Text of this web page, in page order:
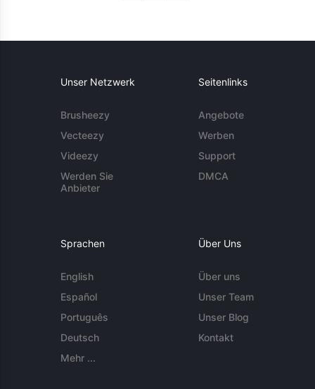
Unser Netzwerk
Brusheezy
Vecteezy
Videezy
Werden Sie
Anbieter
Seitenlinks
Angebote
Werben
Support
DMCA
Sprachen
English
Español
Português
Deutsch
Mehr ...
Über Uns
Über uns
Unser Team
Unser Blog
Kontakt